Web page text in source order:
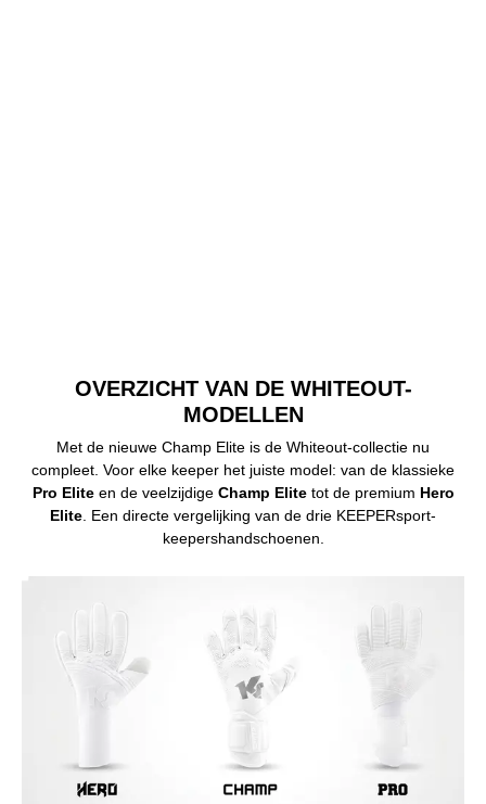
OVERZICHT VAN DE WHITEOUT-
MODELLEN
Met de nieuwe Champ Elite is de Whiteout-collectie nu
compleet. Voor elke keeper het juiste model: van de klassieke
Pro Eliteen de veelzijdige Champ Elitetot de premium Hero
Elite. Een directe vergelijking van de drie KEEPERsport-
keepershandschoenen.